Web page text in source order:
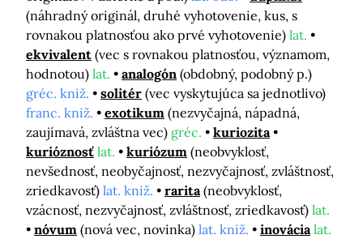
(náhradný originál, druhé vyhotovenie, kus, s
rovnakou platnosťou ako prvé vyhotovenie) lat.
ekvivalent (vec s rovnakou platnosťou, významom,
hodnotou) lat. analogón (obdobný, podobný p.)
gréc. kniž.
solitér (vec vyskytujúca sa jednotlivo)
franc. kniž.
exotikum (nezvyčajná, nápadná,
zaujímavá, zvláštna vec) gréc.
kuriozita
kurióznosť lat. kuriózum (neobvyklosť,
nevšednosť, neobyčajnosť, nezvyčajnosť, zvláštnosť,
zriedkavosť) lat. kniž. rarita (neobvyklosť,
vzácnosť, nezvyčajnosť, zvláštnosť, zriedkavosť) lat.
nóvum (nová vec, novinka) lat. kniž. inovácia lat.